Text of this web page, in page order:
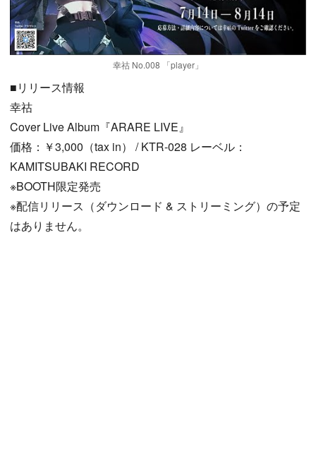
幸祜 No.008 「player」
■リリース情報
幸祜
Cover Live Album『ARARE LIVE』
価格：￥3,000（tax in） / KTR-028 レーベル：
KAMITSUBAKI RECORD
※BOOTH限定発売
※配信リリース（ダウンロード & ストリーミング）の予定
はありません。